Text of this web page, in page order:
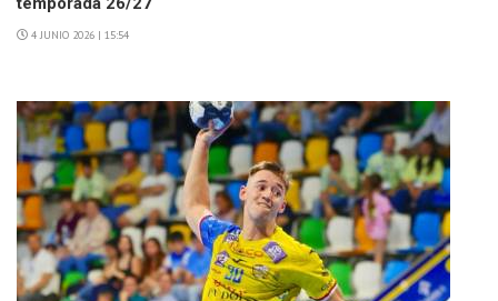
4 JUNIO 2026 | 15:54